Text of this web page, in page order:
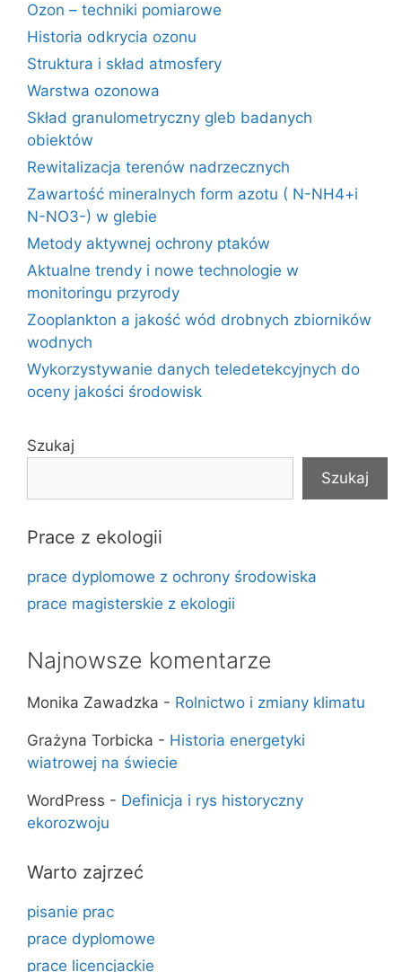
Ozon – techniki pomiarowe
Historia odkrycia ozonu
Struktura i skład atmosfery
Warstwa ozonowa
Skład granulometryczny gleb badanych
obiektów
Rewitalizacja terenów nadrzecznych
Zawartość mineralnych form azotu ( N-NH4+i
N-NO3-) w glebie
Metody aktywnej ochrony ptaków
Aktualne trendy i nowe technologie w
monitoringu przyrody
Zooplankton a jakość wód drobnych zbiorników
wodnych
Wykorzystywanie danych teledetekcyjnych do
oceny jakości środowisk
Szukaj
Szukaj
Prace z ekologii
prace dyplomowe z ochrony środowiska
prace magisterskie z ekologii
Najnowsze komentarze
Monika Zawadzka - Rolnictwo i zmiany klimatu
Grażyna Torbicka - Historia energetyki
wiatrowej na świecie
WordPress - Definicja i rys historyczny
ekorozwoju
Warto zajrzeć
pisanie prac
prace dyplomowe
prace licencjackie